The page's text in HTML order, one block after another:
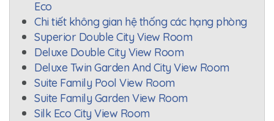
Eco
Chi tiết không gian hệ thống các hạng phòng
Superior Double City View Room
Deluxe Double City View Room
Deluxe Twin Garden And City View Room
Suite Family Pool View Room
Suite Family Garden View Room
Silk Eco City View Room